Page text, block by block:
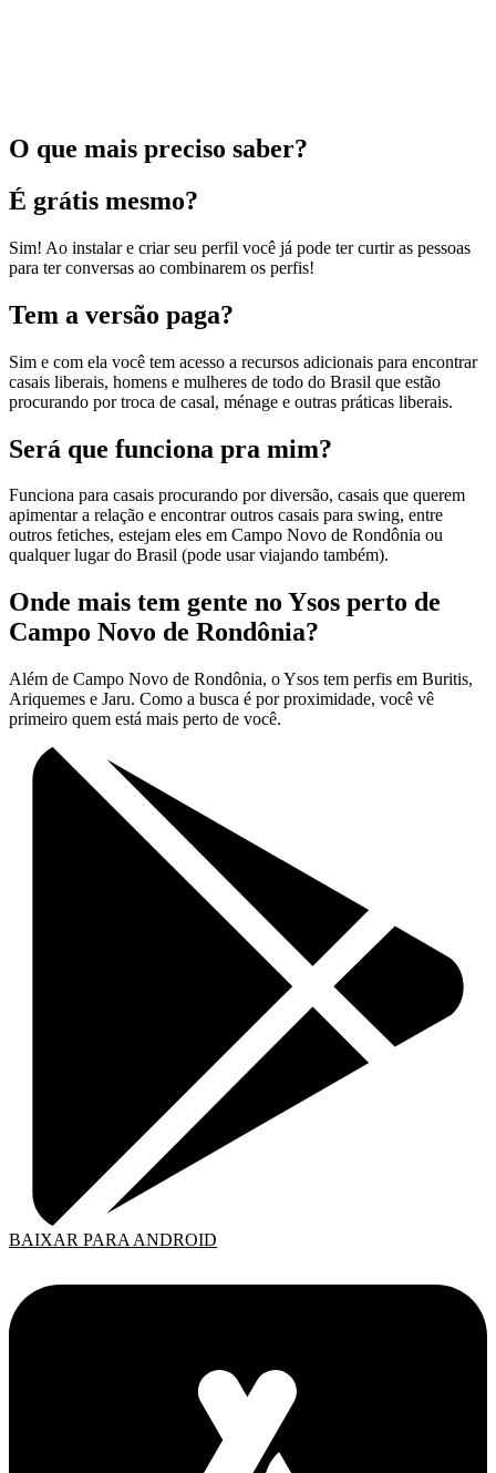
O que mais preciso saber?
É grátis mesmo?
Sim! Ao instalar e criar seu perfil você já pode ter curtir as pessoas
para ter conversas ao combinarem os perfis!
Tem a versão paga?
Sim e com ela você tem acesso a recursos adicionais para encontrar
casais liberais, homens e mulheres de todo do Brasil que estão
procurando por troca de casal, ménage e outras práticas liberais.
Será que funciona pra mim?
Funciona para casais procurando por diversão, casais que querem
apimentar a relação e encontrar outros casais para swing, entre
outros fetiches, estejam eles em Campo Novo de Rondônia ou
qualquer lugar do Brasil (pode usar viajando também).
Onde mais tem gente no Ysos perto de
Campo Novo de Rondônia?
Além de Campo Novo de Rondônia, o Ysos tem perfis em Buritis,
Ariquemes e Jaru. Como a busca é por proximidade, você vê
primeiro quem está mais perto de você.
BAIXAR PARA ANDROID